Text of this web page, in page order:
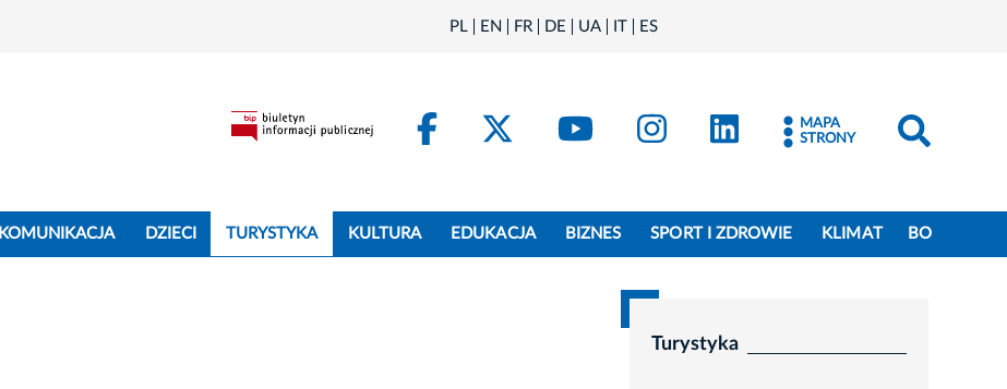
PL EN FR DE UA IT ES
FacebookKraków - X
Kraków - YouTube
Kraków - Instagram
Kraków - LinkedIn
MAPA
STRONY
KOMUNIKACJA DZIECI TURYSTYKA KULTURA EDUKACJA BIZNES SPORT I ZDROWIE KLIMAT BO
Turystyka